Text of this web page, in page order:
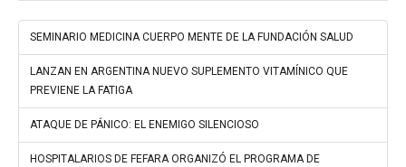
SEMINARIO MEDICINA CUERPO MENTE DE LA FUNDACIÓN SALUD
LANZAN EN ARGENTINA NUEVO SUPLEMENTO VITAMÍNICO QUE
PREVIENE LA FATIGA
ATAQUE DE PÁNICO: EL ENEMIGO SILENCIOSO
HOSPITALARIOS DE FEFARA ORGANIZÓ EL PROGRAMA DE